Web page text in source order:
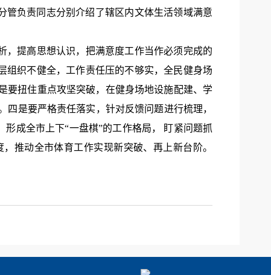
管负责同志分别介绍了辖区内文体生活领域满意
，提高思想认识，把满意度工作当作必须完成的
组织不健全，工作责任压的不够实，全民健身场
要扭住重点攻坚突破，在健身场地设施配建、学
四是要严格责任落实，针对反馈问题进行梳理，
成全市上下“一盘棋”的工作格局， 盯紧问题抓
推动全市体育工作实现新突破、再上新台阶。